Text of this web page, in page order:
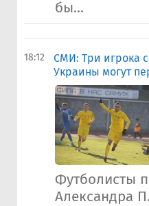
бы...
18:12
СМИ: Три игрока
Украины могут
Футболисты
Александра